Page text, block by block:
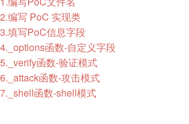
2.编写 PoC 实现类
3.填写PoC信息字段
4._options函数-自定义字段
5._verify函数-验证模式
6._attack函数-攻击模式
7._shell函数-shell模式